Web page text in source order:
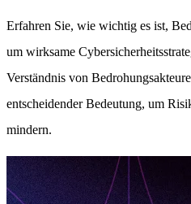
Erfahren Sie, wie wichtig es ist,
um wirksame
Verständnis von
entscheidender Bedeutung, um
mindern.